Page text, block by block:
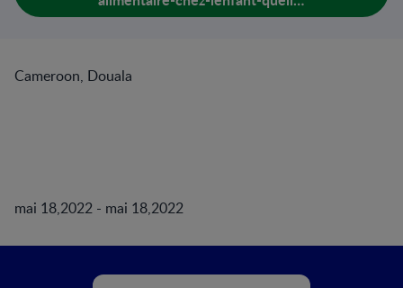
Cameroon, Douala
mai 18,2022 - mai 18,2022